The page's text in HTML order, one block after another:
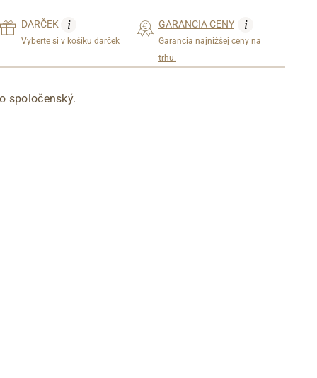
DARČEK i
Vyberte si v košíku darček
GARANCIA CENY i
Garancia najnižšej ceny na
trhu.
spoločenský.